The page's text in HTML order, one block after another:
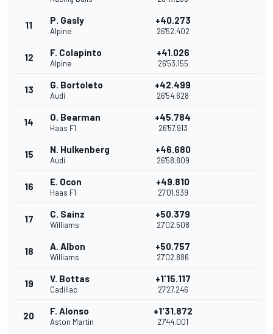
11 P. Gasly
Alpine
+40.273
26'52.402
12 F. Colapinto
Alpine
+41.026
26'53.155
13 G. Bortoleto
Audi
+42.499
26'54.628
14 O. Bearman
Haas F1
+45.784
26'57.913
15 N. Hulkenberg
Audi
+46.680
26'58.809
16 E. Ocon
Haas F1
+49.810
27'01.939
17 C. Sainz
Williams
+50.379
27'02.508
18 A. Albon
Williams
+50.757
27'02.886
19 V. Bottas
Cadillac
+1'15.117
27'27.246
20 F. Alonso
Aston Martin
+1'31.872
27'44.001